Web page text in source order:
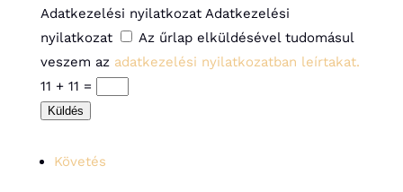
Adatkezelési nyilatkozat Adatkezelési
nyilatkozat
Az űrlap elküldésével tudomásul
veszem az adatkezelési nyilatkozatban leírtakat.
11 + 11 =
Küldés
Követés